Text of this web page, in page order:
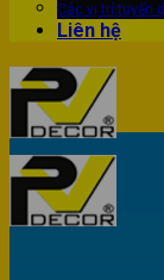
Các vị trí tuyển
Liên hệ